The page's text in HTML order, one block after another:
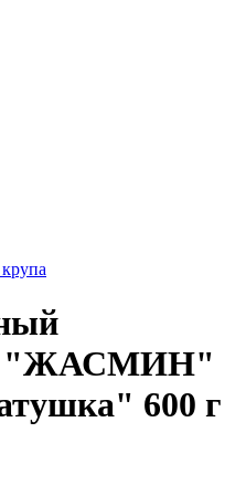
"ЖАСМИН"
600 г